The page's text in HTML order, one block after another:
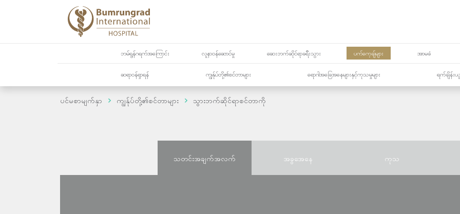
ဘမ်ရွန်ဂရက်အကြောင်း လူနာဝန်ဆောင်မှု ဆေးဘက်ဆိုင်ရာခရီးသွား ပက်ကေ့ချ်များ အာမခံ
ဆရာဝန်ရှာရန် ကျွန်ုပ်တို့၏စင်တာများ ရောဂါအခြေအနေများနှင့်ကုသမှုများ ရက်ချိန်း
ပင်မစာမျက်နှာ ကျွန်ုပ်တို့၏စင်တာများ သွားဘက်ဆိုင်ရာစင်တာကို
သတင်းအချက်အလက် အခွအေနေ ကုသ